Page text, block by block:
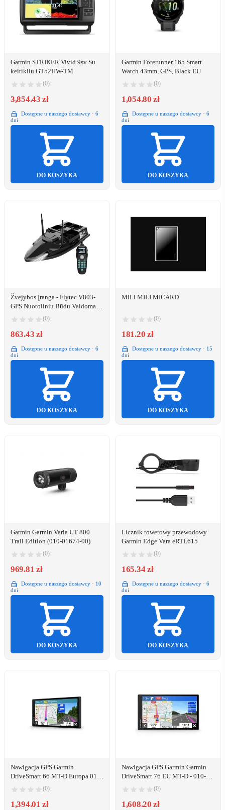
Garmin STRIKER Vivid 9sv Su
keitikliu GT52HW-TM
(0)
3,854.43 zł
Dostępne u naszego dostawcy · 6
dni
DO KOSZYKA
Garmin Forerunner 165 Smart
Watch 43mm, GPS, Black EU
(0)
1,054.80 zł
Dostępne u naszego dostawcy · 6
dni
DO KOSZYKA
Žvejybos Įranga - Flytec V803-
GPS Nuotoliniu Būdu Valdomas
Masalo Laivas 12000mAh
Baterija Juoda
(0)
863.43 zł
Dostępne u naszego dostawcy · 6
dni
DO KOSZYKA
MiLi MILI MICARD
(0)
181.20 zł
Dostępne u naszego dostawcy · 15
dni
DO KOSZYKA
Garmin Garmin Varia UT 800
Trail Edition (010-01674-00)
(0)
969.81 zł
Dostępne u naszego dostawcy · 10
dni
DO KOSZYKA
Licznik rowerowy przewodowy
Garmin Edge Vara eRTL615
(0)
165.34 zł
Dostępne u naszego dostawcy · 6
dni
DO KOSZYKA
Nawigacja GPS Garmin
DriveSmart 66 MT-D Europa 010-
(0)
1,394.01 zł
Nawigacja GPS Garmin Garmin
DriveSmart 76 EU MT-D - 010-
(0)
1,608.20 zł